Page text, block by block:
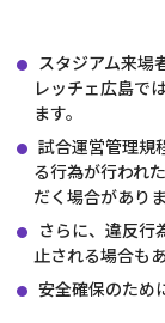
スタジアム来場
レッチェ広島で
ます。
試合運営管理規
る行為が行われ
だく場合がありま
さらに、違反行
止される場合も
安全確保のため